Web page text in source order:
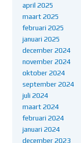
april 2025
maart 2025
februari 2025
januari 2025
december 2024
november 2024
oktober 2024
september 2024
juli 2024
maart 2024
februari 2024
januari 2024
december 2023